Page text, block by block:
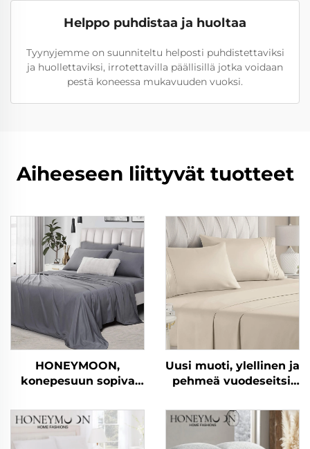
Helppo puhdistaa ja huoltaa
Tyynyjemme on suunniteltu helposti puhdistettaviksi
ja huollettaviksi, irrotettavilla päällisillä jotka voidaan
pestä koneessa mukavuuden vuoksi.
Aiheeseen liittyvät tuotteet
HONEYMOON,
konepesuun sopiva
100 % bambua,
silkkipinta, viileä ja
pehmeä, kuningatar
Uusi muoti, ylellinen ja
pehmeä vuodeseitsi,
mikrokuitukankaasta,
90 g/m², esipesu,
yksivärinen, sopii